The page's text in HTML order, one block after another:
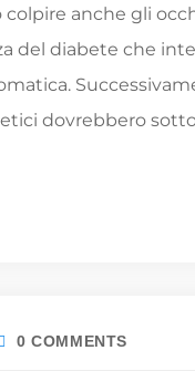
anche gli
del diabete che
dovrebbero
0 COMMENTS